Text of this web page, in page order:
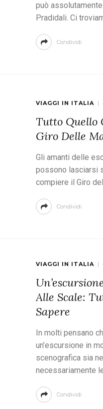
può
Pradidali. Ci
Condividi
VIAGGI IN ITALIA
Tutto Quello
Giro Delle
Gli amanti delle
possono lasciarsi
compiere il Giro
Condividi
VIAGGI IN ITALIA
Alle Scale:
Sapere
In molti pensano
un’escursione in
scenografica sia
necessariamente
Condividi